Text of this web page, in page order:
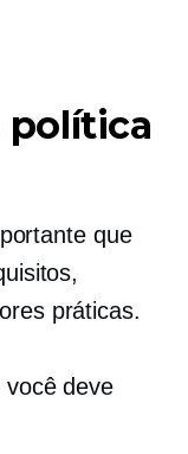
política
que
práticas.
você deve